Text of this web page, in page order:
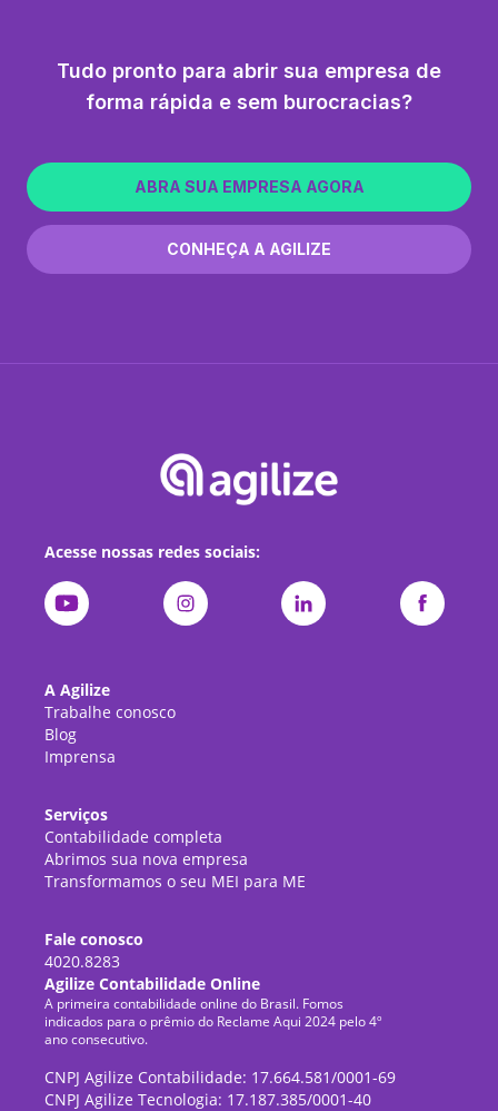
Tudo pronto para abrir sua empresa de
forma rápida e sem burocracias?
ABRA SUA EMPRESA AGORA
CONHEÇA A AGILIZE
Acesse nossas redes sociais:
A Agilize
Trabalhe conosco
Blog
Imprensa
Serviços
Contabilidade completa
Abrimos sua nova empresa
Transformamos o seu MEI para ME
Fale conosco
4020.8283
Agilize Contabilidade Online
A primeira contabilidade online do Brasil. Fomos
indicados para o prêmio do Reclame Aqui 2024 pelo 4º
ano consecutivo.
CNPJ Agilize Contabilidade: 17.664.581/0001-69
CNPJ Agilize Tecnologia: 17.187.385/0001-40